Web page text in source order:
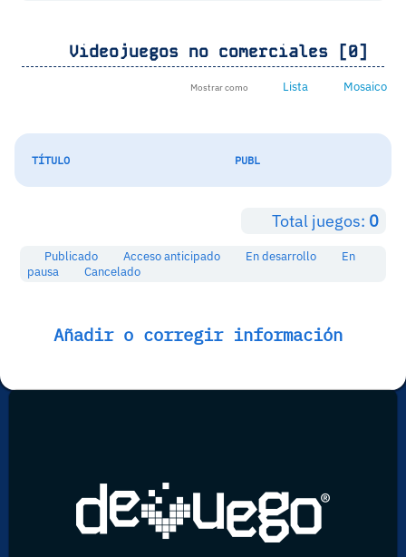
Videojuegos no comerciales [0]
Mostrar como Lista Mosaico
TÍTULO PUBL
Total juegos: 0
Publicado Acceso anticipado En desarrollo
En
pausa
Cancelado
Añadir o corregir información